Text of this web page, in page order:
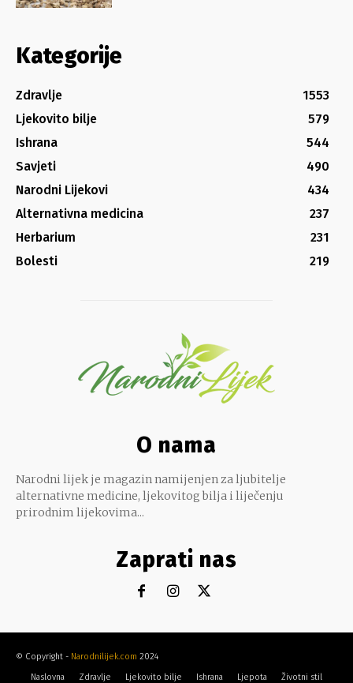
Kategorije
Zdravlje
1553
Ljekovito bilje
579
Ishrana
544
Savjeti
490
Narodni Lijekovi
434
Alternativna medicina
237
Herbarium
231
Bolesti
219
O nama
Narodni lijek je magazin namijenjen za ljubitelje
alternativne medicine, ljekovitog bilja i liječenju
prirodnim lijekovima...
Zaprati nas
© Copyright - Narodnilijek.com 2024
Naslovna
Zdravlje Ljekovito bilje Ishrana Ljepota Životni stil